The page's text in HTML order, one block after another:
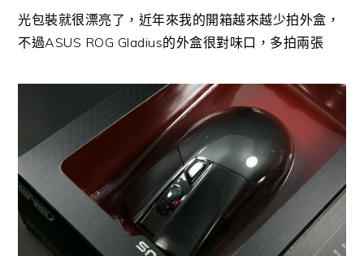
光包裝就很漂亮了，近年來我的開箱越來越少拍外盒，
不過ASUS ROG Gladius的外盒很對味口，多拍兩張